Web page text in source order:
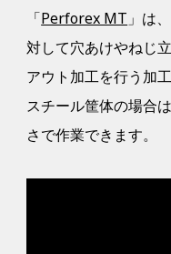
「Perforex MT 」は
対して穴あけやねじ
アウト加工を行う加
スチール筐体の場合
さで作業できます。